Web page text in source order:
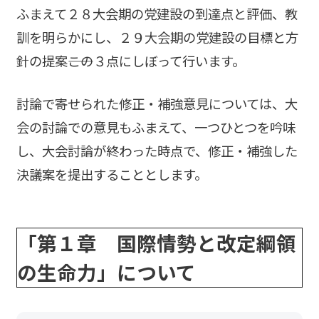
ふまえて２８大会期の党建設の到達点と評価、教
訓を明らかにし、２９大会期の党建設の目標と方
針の提案――この３点にしぼって行います。
討論で寄せられた修正・補強意見については、大
会の討論での意見もふまえて、一つひとつを吟味
し、大会討論が終わった時点で、修正・補強した
決議案を提出することとします。
「第１章 国際情勢と改定綱領
の生命力」について